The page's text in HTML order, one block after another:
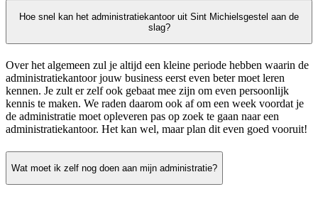
Hoe snel kan het administratiekantoor uit Sint Michielsgestel aan de
slag?
Over het algemeen zul je altijd een kleine periode hebben waarin de
administratiekantoor jouw business eerst even beter moet leren
kennen. Je zult er zelf ook gebaat mee zijn om even persoonlijk
kennis te maken. We raden daarom ook af om een week voordat je
de administratie moet opleveren pas op zoek te gaan naar een
administratiekantoor. Het kan wel, maar plan dit even goed vooruit!
Wat moet ik zelf nog doen aan mijn administratie?